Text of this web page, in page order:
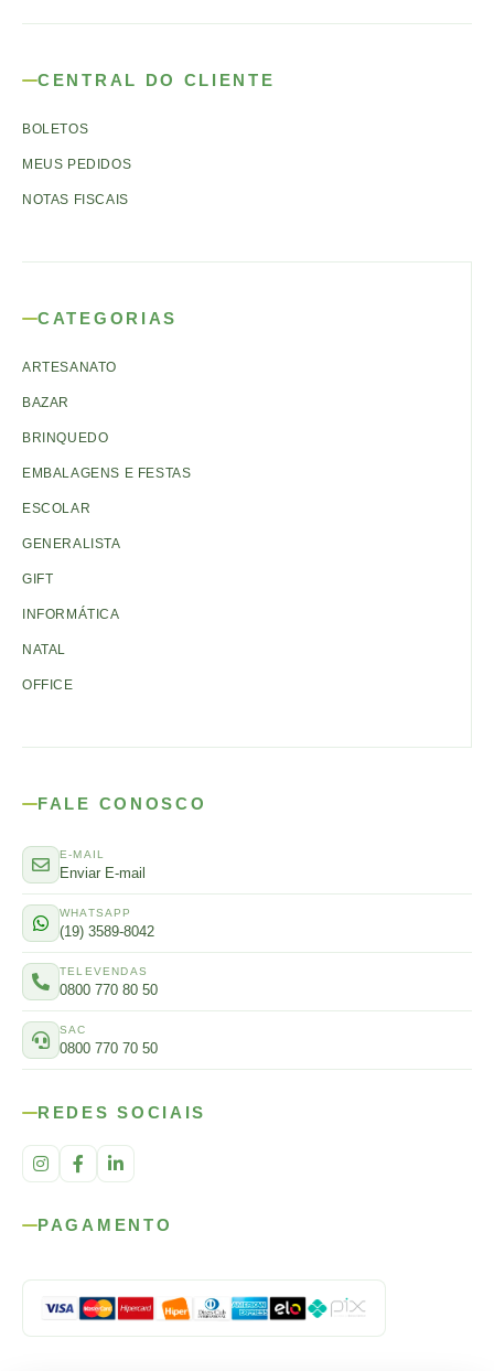
CENTRAL DO CLIENTE
BOLETOS
MEUS PEDIDOS
NOTAS FISCAIS
CATEGORIAS
ARTESANATO
BAZAR
BRINQUEDO
EMBALAGENS E FESTAS
ESCOLAR
GENERALISTA
GIFT
INFORMÁTICA
NATAL
OFFICE
FALE CONOSCO
E-MAIL
Enviar E-mail
WHATSAPP
(19) 3589-8042
TELEVENDAS
0800 770 80 50
SAC
0800 770 70 50
REDES SOCIAIS
PAGAMENTO